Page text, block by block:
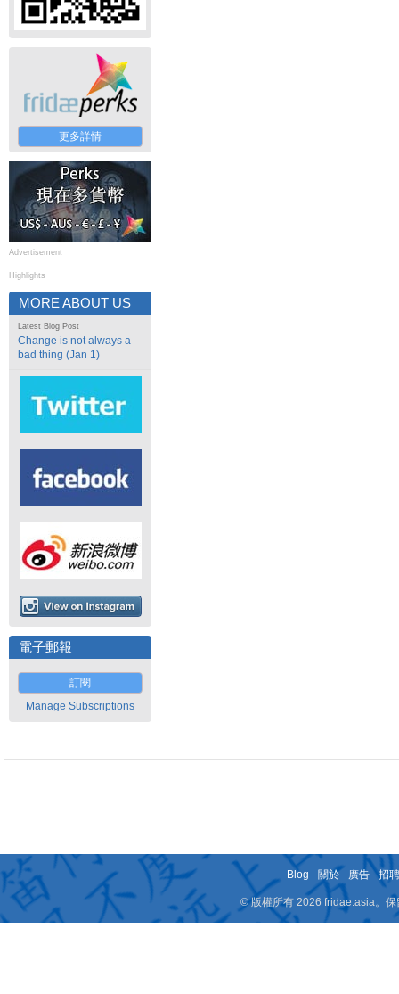
更多詳情
Advertisement
Highlights
MORE ABOUT US
Latest Blog Post
Change is not always a
bad thing (Jan 1)
電子郵報
訂閱
Manage Subscriptions
Blog - 關於 - 廣告 -招
© 版權所有 2026 fridae.asia。